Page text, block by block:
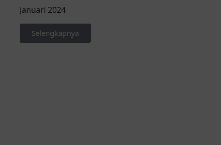
Januari 2024
Selengkapnya